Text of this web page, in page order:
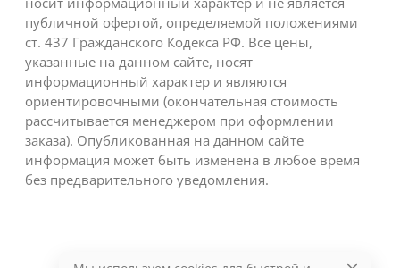
публичной офертой, определяемой положениями
ст. 437 Гражданского Кодекса РФ. Все цены,
указанные на данном сайте, носят
информационный характер и являются
ориентировочными (окончательная стоимость
рассчитывается менеджером при оформлении
заказа). Опубликованная на данном сайте
информация может быть изменена в любое время
без предварительного уведомления.